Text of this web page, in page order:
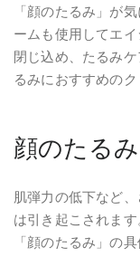
「顔のたるみ」が
ームも使用してエ
閉じ込め、たるみ
るみにおすすめのク
顔のたる
肌弾力の低下など
は引き起こされます
「顔のたるみ」の